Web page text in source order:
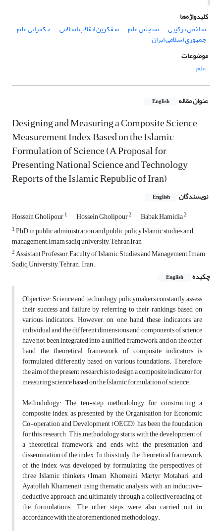
کلیدواژه‌ها
شاخص ترکیبی
سنجش علم متفکرین انقلاب اسلامی حکمرانی علم
جمهوری اسلامی ایران
موضوعات
علم
عنوان مقاله English
Designing and Measuring a Composite Science
Measurement Index Based on the Islamic
Formulation of Science (A Proposal for
Presenting National Science and Technology
Reports of the Islamic Republic of Iran)
نویسندگان English
Hossein Gholipour1 Hossein Gholipour2 Babak Hamidia2
1PhD in public administration and public policy,Islamic studies and
management, Imam sadiq university, Tehran,Iran
2Assistant Professor, Faculty of Islamic Studies and Management, Imam
Sadiq University, Tehran. Iran.
چکیده
English
Objective: Science and technology policymakers constantly assess
their success and failure by referring to their rankings based on
various indicators. However, on one hand, these indicators are
individual and the different dimensions and components of science
have not been integrated into a unified framework, and on the other
hand, the theoretical framework of composite indicators is
formulated differently based on various foundations. Therefore,
the aim of the present research is to design a composite indicator for
measuring science based on the Islamic formulation of science.
Methodology: The ten-step methodology for constructing a
composite index, as presented by the Organisation for Economic
Co-operation and Development (OECD), has been the foundation
for this research. This methodology starts with the development of
a theoretical framework and ends with the presentation and
dissemination of the index. In this study, the theoretical framework
of the index was developed by formulating the perspectives of
three Islamic thinkers (Imam Khomeini, Martyr Motahari, and
Ayatollah Khamenei) using thematic analysis, with an inductive-
deductive approach, and ultimately through a collective reading of
the formulations. The other steps were also carried out in
accordance with the aforementioned methodology.